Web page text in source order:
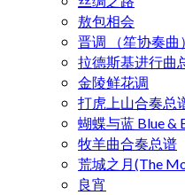
敖包相会
晋调 （笙协奏曲）
拉德斯基进行曲
金陵鲜花调
打虎上山合奏总
蝴蝶与蓝 Blue &
牧羊曲合奏总谱
荒城之月(The
良宵